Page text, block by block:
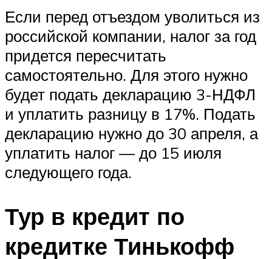
Если перед отъездом уволиться из
российской компании, налог за год
придется пересчитать
самостоятельно. Для этого нужно
будет подать декларацию 3-НДФЛ
и уплатить разницу в 17%. Подать
декларацию нужно до 30 апреля, а
уплатить налог — до 15 июля
следующего года.
Тур в кредит по
кредитке Тинькофф